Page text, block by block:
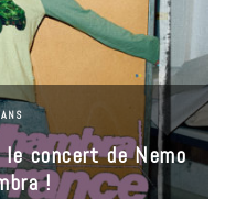
concert de Nemo
!